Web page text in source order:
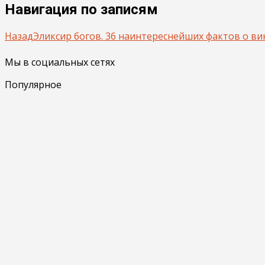
Навигация по записям
НазадЭликсир богов. 36 наинтереснейших фактов о
Мы в социальных сетях
Популярное